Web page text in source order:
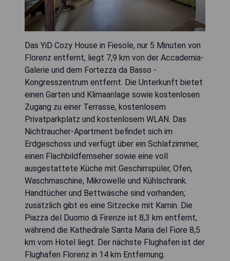
Das YiD Cozy House in Fiesole, nur 5 Minuten von
Florenz entfernt, liegt 7,9 km von der Accademia-
Galerie und dem Fortezza da Basso -
Kongresszentrum entfernt. Die Unterkunft bietet
einen Garten und Klimaanlage sowie kostenlosen
Zugang zu einer Terrasse, kostenlosem
Privatparkplatz und kostenlosem WLAN. Das
Nichtraucher-Apartment befindet sich im
Erdgeschoss und verfügt über ein Schlafzimmer,
einen Flachbildfernseher sowie eine voll
ausgestattete Küche mit Geschirrspüler, Ofen,
Waschmaschine, Mikrowelle und Kühlschrank.
Handtücher und Bettwäsche sind vorhanden;
zusätzlich gibt es eine Sitzecke mit Kamin. Die
Piazza del Duomo di Firenze ist 8,3 km entfernt,
während die Kathedrale Santa Maria del Fiore 8,5
km vom Hotel liegt. Der nächste Flughafen ist der
Flughafen Florenz in 14 km Entfernung.